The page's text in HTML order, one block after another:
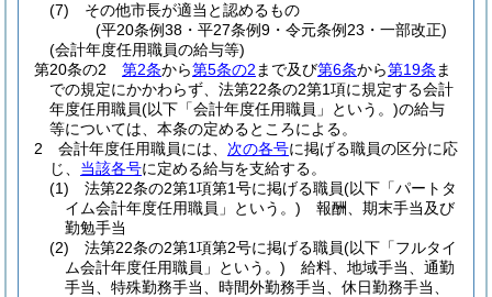
(7)
その他市長が適当と認めるもの
(平20条例38・平27条例9・令元条例23・一部改正)
(会計年度任用職員の給与等)
第20条の2
第2条から第5条の2 まで及び第6条から第19条 ま
での規定にかかわらず、法第22条の2第1項に規定する会計
年度任用職員(以下「会計年度任用職員」という。)の給与
等については、本条の定めるところによる。
2
会計年度任用職員には、 次の各号に掲げる職員の区分に応
じ、 当該各号に定める給与を支給する。
(1)
法第22条の2第1項第1号に掲げる職員(以下「パートタ
イム会計年度任用職員」という。) 報酬、期末手当及び
勤勉手当
(2)
法第22条の2第1項第2号に掲げる職員(以下「フルタイ
ム会計年度任用職員」という。) 給料、地域手当、通勤
手当、特殊勤務手当、時間外勤務手当、休日勤務手当、